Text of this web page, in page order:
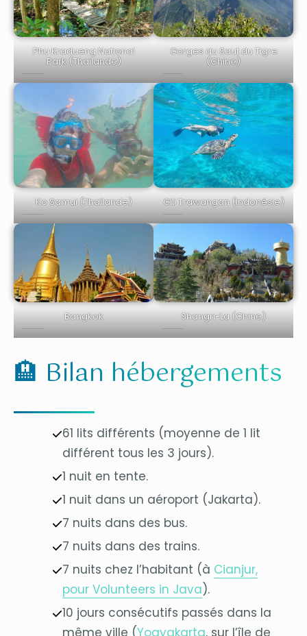
Phu Kradueng National
Park (Thaïlande)
Gorges du Saut du Tigre
(Chine)
Ko Samui (Thaïlande) Gili Trawangan (Indonésie)
Bangkok Shangri-La (Chine)
🏨 Bilan hébergements
61 lits différents (moyenne de 1 lit
différent tous les 3 jours).
1 nuit en tente.
1 nuit dans un aéroport (Jakarta).
7 nuits dans des bus.
7 nuits dans des trains.
7 nuits chez l’habitant (à Cianjur,
pour Volunteers in Java).
10 jours consécutifs passés dans la